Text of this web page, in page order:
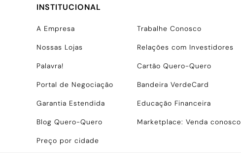
INSTITUCIONAL
A Empresa Trabalhe Conosco
Nossas Lojas Relações com Investidores
Palavra! Cartão Quero-Quero
Portal de Negociação Bandeira VerdeCard
Garantia Estendida Educação Financeira
Blog Quero-Quero Marketplace: Venda conosco
Preço por cidade